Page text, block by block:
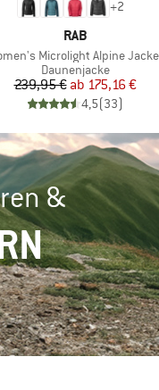
+2
MARKE
RAB
Microlight Alpine
Produktgruppe
Daunenjacke
Preis
239,95 € reduzierter
ab 175,16 €
4,5(33)
&